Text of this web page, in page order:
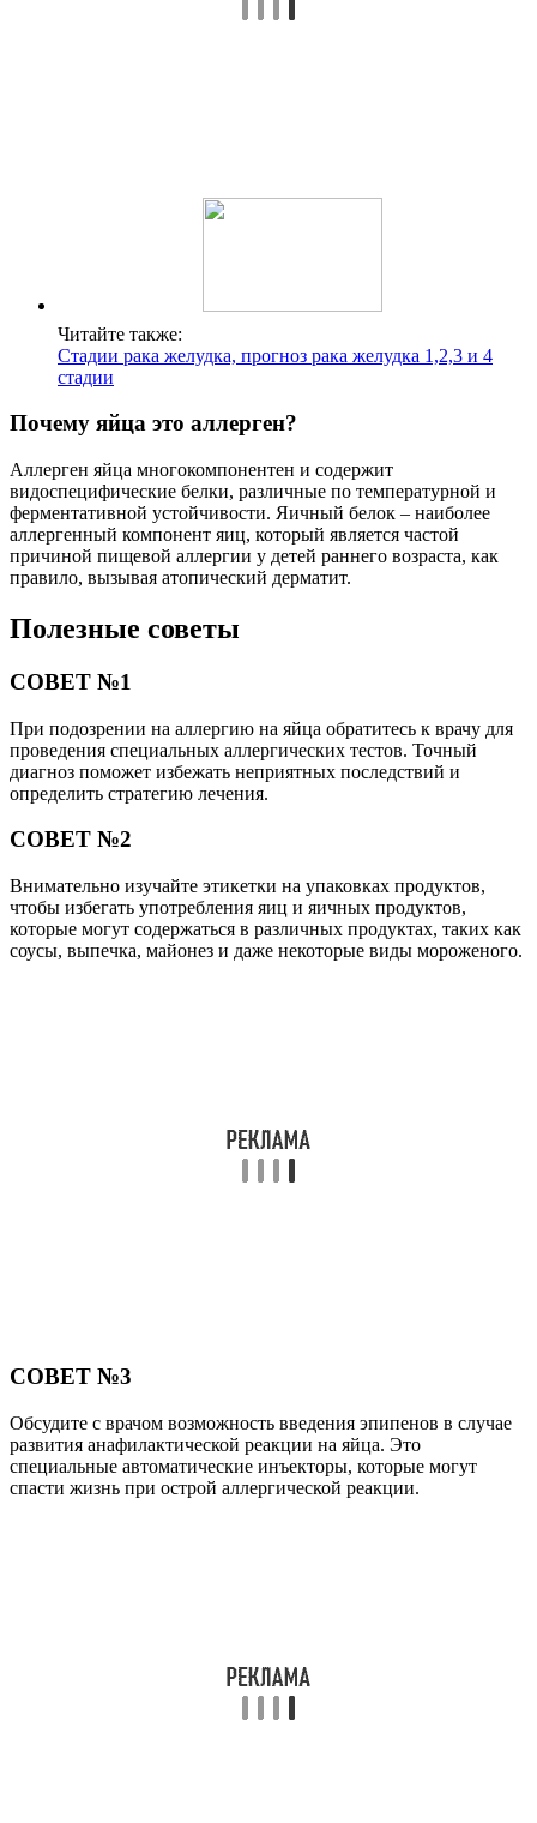
Читайте также:
Стадии рака желудка, прогноз рака желудка 1,2,3 и 4
стадии
Почему яйца это аллерген?
Аллерген яйца многокомпонентен и содержит
видоспецифические белки, различные по температурной и
ферментативной устойчивости. Яичный белок – наиболее
аллергенный компонент яиц, который является частой
причиной пищевой аллергии у детей раннего возраста, как
правило, вызывая атопический дерматит.
Полезные советы
СОВЕТ №1
При подозрении на аллергию на яйца обратитесь к врачу для
проведения специальных аллергических тестов. Точный
диагноз поможет избежать неприятных последствий и
определить стратегию лечения.
СОВЕТ №2
Внимательно изучайте этикетки на упаковках продуктов,
чтобы избегать употребления яиц и яичных продуктов,
которые могут содержаться в различных продуктах, таких как
соусы, выпечка, майонез и даже некоторые виды мороженого.
СОВЕТ №3
Обсудите с врачом возможность введения эпипенов в случае
развития анафилактической реакции на яйца. Это
специальные автоматические инъекторы, которые могут
спасти жизнь при острой аллергической реакции.